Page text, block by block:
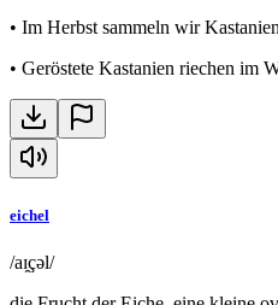
• Im Herbst sammeln wir
• Geröstete Kastanien riechen im
eichel
/aɪ̯çəl/